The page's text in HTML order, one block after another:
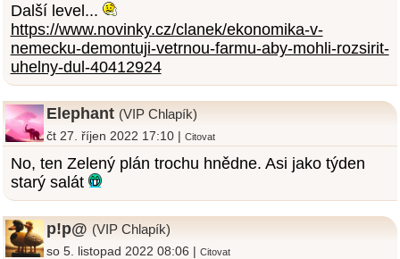
Další level...
https://www.novinky.cz/clanek/ekonomika-v-
nemecku-demontuji-vetrnou-farmu-aby-mohli-rozsirit-
uhelny-dul-40412924
Elephant (VIP Chlapík)
čt 27. říjen 2022 17:10 |Citovat
No, ten Zelený plán trochu hnědne. Asi jako týden
starý salát
p!p@ (VIP Chlapík)
so 5. listopad 2022 08:06 |Citovat